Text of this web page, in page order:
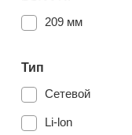
2,4 кг
4,8 кг
209 мм
Тип
Сетевой
Li-lon